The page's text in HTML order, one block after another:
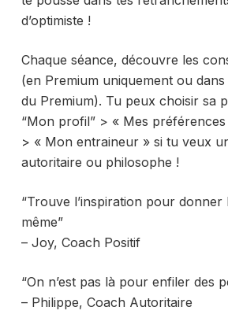
d’optimiste !
Chaque séance, découvre les
(en Premium uniquement ou dans
du Premium). Tu peux choisir sa
“Mon profil” > « Mes préférences
> « Mon entraineur » si tu veux
autoritaire ou philosophe !
“Trouve l’inspiration pour donner
même”
– Joy, Coach Positif
“On n’est pas là pour enfiler des
– Philippe, Coach Autoritaire